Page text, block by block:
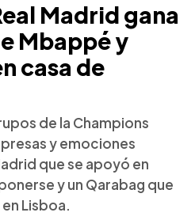
Madrid gana
Mbappé y
casa de
de la Champions
y emociones
que se apoyó en
y un Qarabag que
Lisboa.